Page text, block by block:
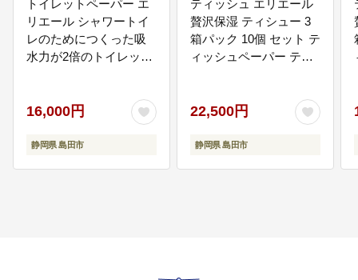
トイレットペーパー エ
リエール シャワートイ
レのためにつくった吸
水力が2倍のトイレット
岡 静岡県 島田市
16,000円
静岡県 島田市
ティッシュ エリエール
贅沢保湿 ティシュー 3
箱パック 10個 セット テ
ィッシュペーパー ティ
静岡県 島田市
22,500円
静岡県 島田市